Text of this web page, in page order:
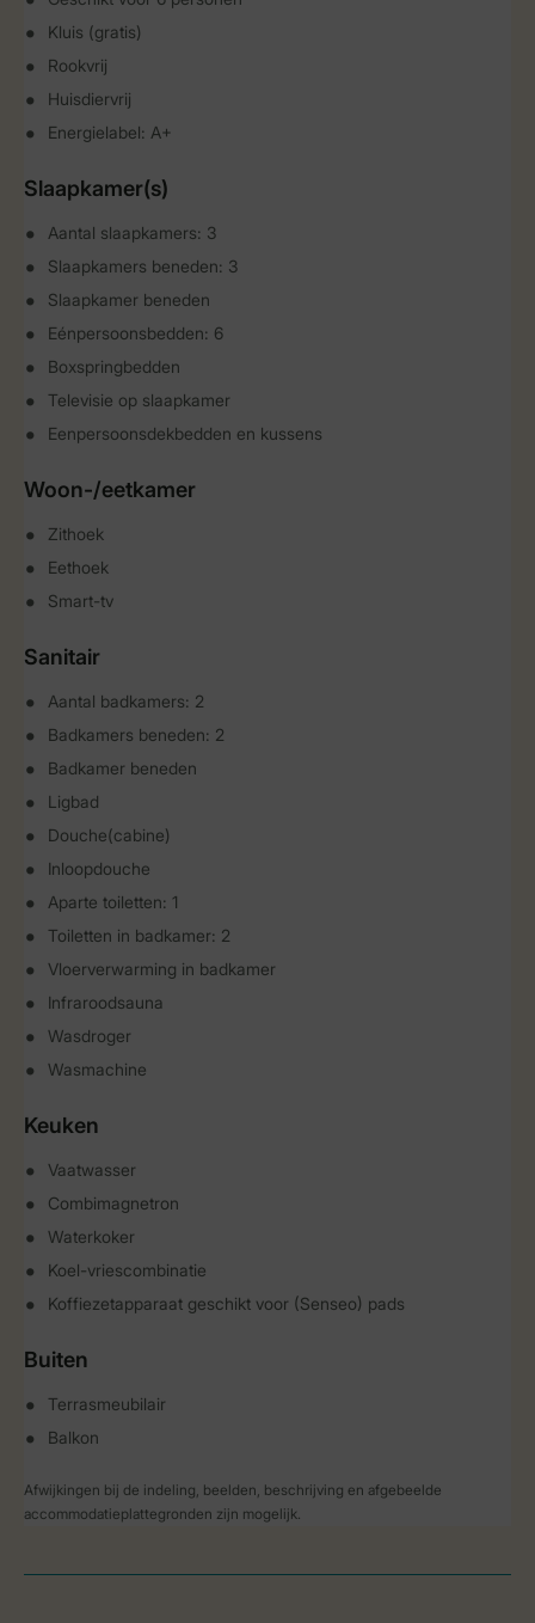
Kluis (gratis)
Rookvrij
Huisdiervrij
Energielabel: A+
Slaapkamer(s)
Aantal slaapkamers: 3
Slaapkamers beneden: 3
Slaapkamer beneden
Eénpersoonsbedden: 6
Boxspringbedden
Televisie op slaapkamer
Eenpersoonsdekbedden en kussens
Woon-/eetkamer
Zithoek
Eethoek
Smart-tv
Sanitair
Aantal badkamers: 2
Badkamers beneden: 2
Badkamer beneden
Ligbad
Douche(cabine)
Inloopdouche
Aparte toiletten: 1
Toiletten in badkamer: 2
Vloerverwarming in badkamer
Infraroodsauna
Wasdroger
Wasmachine
Keuken
Vaatwasser
Combimagnetron
Waterkoker
Koel-vriescombinatie
Koffiezetapparaat geschikt voor (Senseo) pads
Buiten
Terrasmeubilair
Balkon
Afwijkingen bij de indeling, beelden, beschrijving en afgebeelde
accommodatieplattegronden zijn mogelijk.